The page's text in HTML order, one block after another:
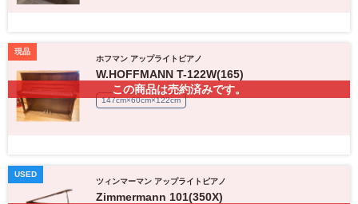
この商品は売約済みです。
現品
ホフマン アップライトピアノ
W.HOFFMANN T-122W(165)
147cm×60cm×122cm
USED
ツィンマーマン アップライトピアノ
Zimmermann 101(350X)